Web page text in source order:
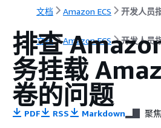
文档 Amazon ECS 开发人员
文档 Amazon ECS 开发人员
排查
务挂载
卷的问题
PDF RSS Markdown 聚